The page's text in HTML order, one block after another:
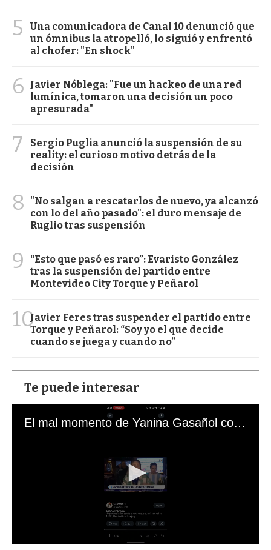
5
Una comunicadora de Canal 10 denunció que
un ómnibus la atropelló, lo siguió y enfrentó
al chofer: "En shock"
6
Javier Nóblega: "Fue un hackeo de una red
lumínica, tomaron una decisión un poco
apresurada"
7
Sergio Puglia anunció la suspensión de su
reality: el curioso motivo detrás de la
decisión
8
"No salgan a rescatarlos de nuevo, ya alcanzó
con lo del año pasado": el duro mensaje de
Ruglio tras suspensión
9
“Esto que pasó es raro”: Evaristo González
tras la suspensión del partido entre
Montevideo City Torque y Peñarol
10Javier Feres tras suspender el partido entre
Torque y Peñarol: “Soy yo el que decide
cuando se juega y cuando no”
Te puede interesar
El mal momento de Yanina Gasañol con un hincha argentino en "Subrayado"